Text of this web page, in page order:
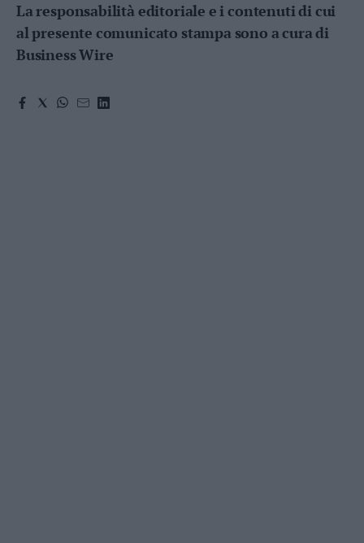
La responsabilità editoriale e i contenuti di cui
al presente comunicato stampa sono a cura di
Business Wire